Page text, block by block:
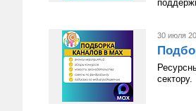
30 июля
сектору.